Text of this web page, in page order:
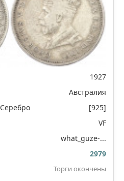
1927
Австралия
Серебро
[925]
VF
what_guze-...
2979
Торги окончены